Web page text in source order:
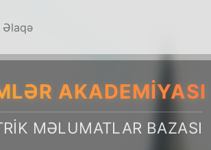
Əlaqə
AKADEMIYASI
MƏLUMATLAR BAZASI